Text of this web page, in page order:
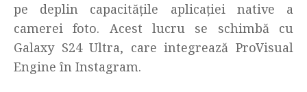
pe deplin capacitățile aplicației native a
camerei foto. Acest lucru se schimbă cu
Galaxy S24 Ultra, care integrează ProVisual
Engine în Instagram.